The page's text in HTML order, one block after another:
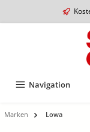
Navigation
Marken Lowa